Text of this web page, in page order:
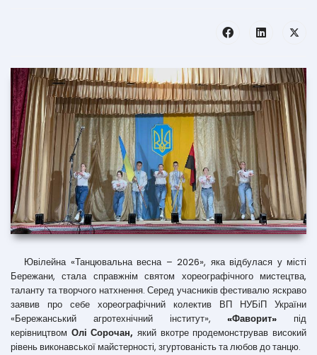
Ювілейна «Танцювальна весна – 2026», яка відбулася у місті
Бережани, стала справжнім святом хореографічного мистецтва,
таланту та творчого натхнення. Серед учасників фестивалю яскраво
заявив про себе хореографічний колектив ВП НУБіП України
«Бережанський агротехнічний інститут», «Фаворит» під
керівництвом Олі Сорочан, який вкотре продемонстрував високий
рівень виконавської майстерності, згуртованість та любов до танцю.